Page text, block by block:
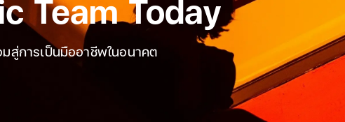
Team Today
สู่การเป็นมืออาชีพในอนาคต